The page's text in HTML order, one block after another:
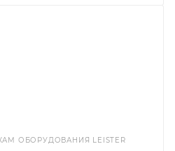
ОБОРУДОВАНИЯ LEISTER